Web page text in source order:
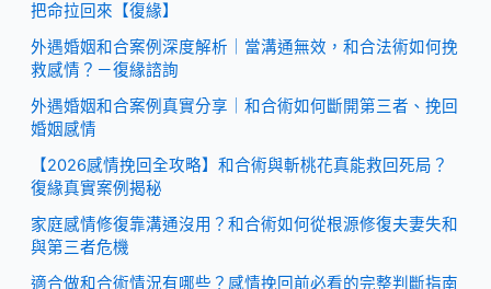
把命拉回來【復緣】
外遇婚姻和合案例深度解析｜當溝通無效，和合法術如何挽
救感情？－復緣諮詢
外遇婚姻和合案例真實分享｜和合術如何斷開第三者、挽回
婚姻感情
【2026感情挽回全攻略】和合術與斬桃花真能救回死局？
復緣真實案例揭秘
家庭感情修復靠溝通沒用？和合術如何從根源修復夫妻失和
與第三者危機
適合做和合術情況有哪些？感情挽回前必看的完整判斷指南